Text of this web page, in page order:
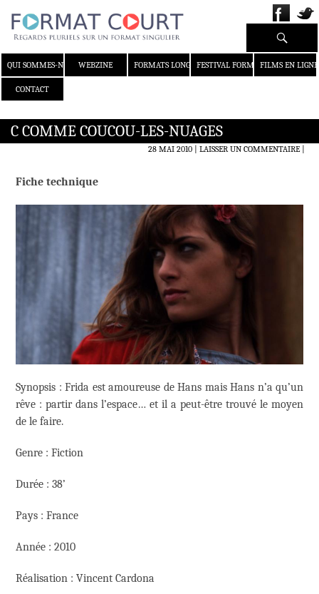
QUI SOMMES-NOUS ?WEBZINE FORMATS LONGS FESTIVAL FORMAT COURT
FILMS EN LIGNE
CONTACT
Recherche
C COMME COUCOU-LES-NUAGES
28 MAI 2010 LAISSER UN COMMENTAIRE|
Fiche technique
Synopsis : Frida est amoureuse de Hans mais Hans n’a qu’un
rêve : partir dans l’espace… et il a peut-être trouvé le moyen
de le faire.
Genre : Fiction
Durée : 38’
Pays : France
Année : 2010
Réalisation : Vincent Cardona